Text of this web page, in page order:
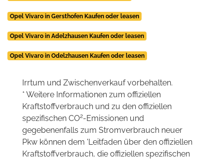
Opel Vivaro in Gersthofen Kaufen oder leasen
Opel Vivaro in Adelzhausen Kaufen oder leasen
Opel Vivaro in Odelzhausen Kaufen oder leasen
Irrtum und Zwischenverkauf vorbehalten.
* Weitere Informationen zum offiziellen
Kraftstoffverbrauch und zu den offiziellen
spezifischen CO2-Emissionen und
gegebenenfalls zum Stromverbrauch neuer
Pkw können dem 'Leitfaden über den offiziellen
Kraftstoffverbrauch, die offiziellen spezifischen